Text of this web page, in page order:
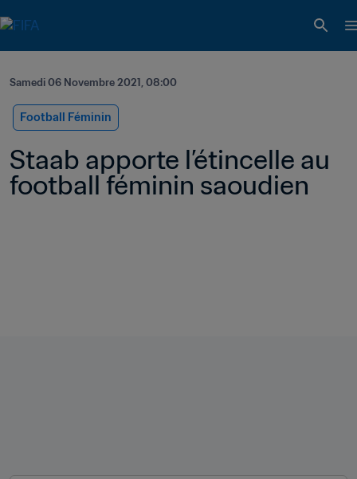
Samedi 06 Novembre 2021, 08:00
Football Féminin
Staab apporte l’étincelle au
football féminin saoudien